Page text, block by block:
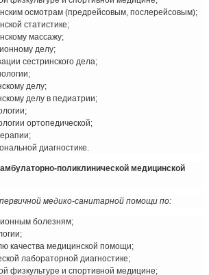
осмотрам (предрейсовым, послерейсовым);
статистике;
массажу;
делу;
сестринского дела;
делу;
делу в педиатрии;
ортопедической;
диагностике.
поликлинической медицинской
медико-санитарной помощи по:
болезням;
качества медицинской помощи;
лабораторной диагностике;
физкультуре и спортивной медицине;